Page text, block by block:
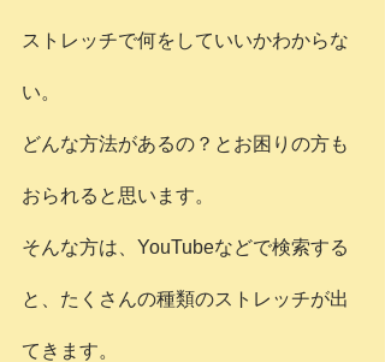
ストレッチで何をしていいかわからな
い。
どんな方法があるの？とお困りの方も
おられると思います。
そんな方は、YouTubeなどで検索する
と、たくさんの種類のストレッチが出
てきます。